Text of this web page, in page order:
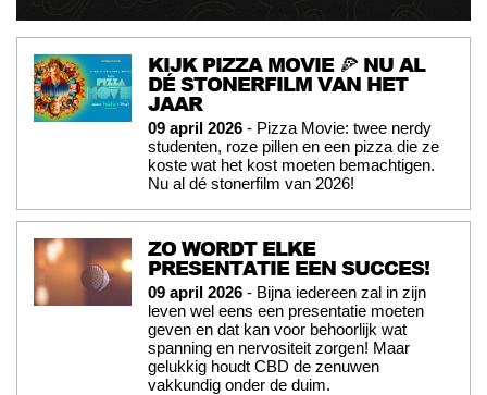
KIJK PIZZA MOVIE 🍕 NU AL
DÉ STONERFILM VAN HET
JAAR
09 april 2026 - Pizza Movie: twee nerdy
studenten, roze pillen en een pizza die ze
koste wat het kost moeten bemachtigen.
Nu al dé stonerfilm van 2026!
ZO WORDT ELKE
PRESENTATIE EEN SUCCES!
09 april 2026 - Bijna iedereen zal in zijn
leven wel eens een presentatie moeten
geven en dat kan voor behoorlijk wat
spanning en nervositeit zorgen! Maar
gelukkig houdt CBD de zenuwen
vakkundig onder de duim.